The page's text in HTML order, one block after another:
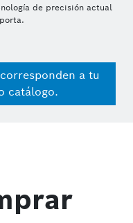
de precisión actual
a tu
catálogo.